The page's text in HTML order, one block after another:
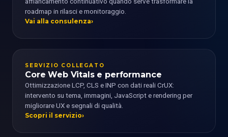
roadmap in rilasci e monitoraggio.
Vai alla consulenza
SERVIZIO COLLEGATO
Core Web Vitals e performance
Ottimizzazione LCP, CLS e INP con dati reali CrUX:
intervento su tema, immagini, JavaScript e rendering per
migliorare UX e segnali di qualità.
Scopri il servizio